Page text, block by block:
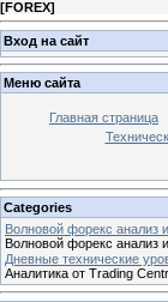
[FOREX]
Вход на сайт
Меню сайта
Главная страница
Categories
Волновой форекс анализ
Волновой форекс анализ
Дневные технические
Аналитика от Trading